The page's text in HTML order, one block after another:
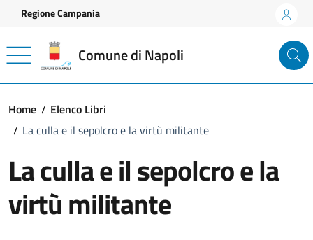
Vai ai contenuti
Vai al footer
Regione Campania
Comune di Napoli
Home
Elenco Libri
La culla e il sepolcro e la virtù militante
La culla e il sepolcro e la
virtù militante